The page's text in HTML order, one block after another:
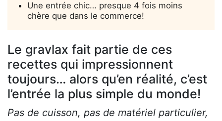
Une entrée chic… presque 4 fois moins
chère que dans le commerce!
Le gravlax fait partie de ces
recettes qui impressionnent
toujours… alors qu’en réalité, c’est
l’entrée la plus simple du monde!
Pas de cuisson, pas de matériel particulier,